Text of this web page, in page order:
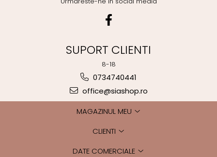
SUPORT CLIENTI
8-18
0734740441
office@siashop.ro
MAGAZINUL MEU
CLIENTI
DATE COMERCIALE